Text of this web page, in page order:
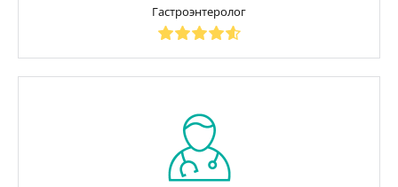
Гастроэнтеролог